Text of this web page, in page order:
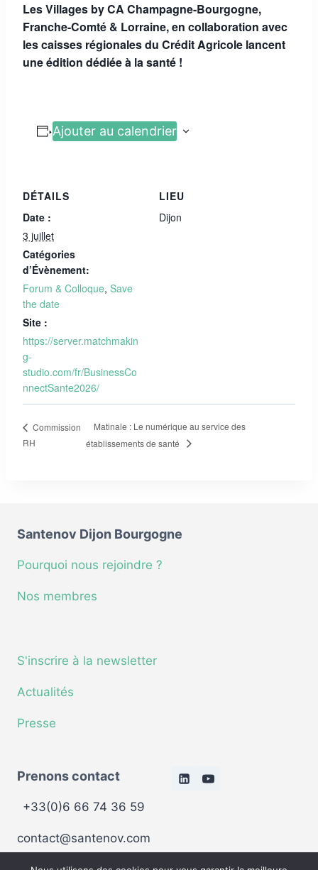
Les Villages by CA Champagne-Bourgogne,
Franche-Comté & Lorraine, en collaboration avec
les caisses régionales du Crédit Agricole lancent
une édition dédiée à la santé !
Ajouter au calendrier
DÉTAILS
Date :
3 juillet
Catégories
d’Évènement:
Forum & Colloque, Save
the date
Site :
https://server.matchmakin
g-
studio.com/fr/BusinessCo
nnectSante2026/
LIEU
Dijon
Commission
RH
Matinale : Le numérique au service des
établissements de santé
Santenov Dijon Bourgogne
Pourquoi nous rejoindre ?
Nos membres
S'inscrire à la newsletter
Actualités
Presse
Prenons contact
+33(0)6 66 74 36 59
contact@santenov.com